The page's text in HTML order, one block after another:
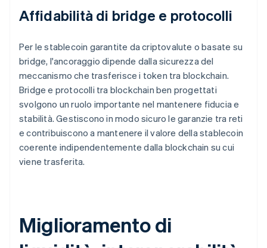
Affidabilità di bridge e protocolli
Per le stablecoin garantite da criptovalute o basate su
bridge, l'ancoraggio dipende dalla sicurezza del
meccanismo che trasferisce i token tra blockchain.
Bridge e protocolli tra blockchain ben progettati
svolgono un ruolo importante nel mantenere fiducia e
stabilità. Gestiscono in modo sicuro le garanzie tra reti
e contribuiscono a mantenere il valore della stablecoin
coerente indipendentemente dalla blockchain su cui
viene trasferita.
Miglioramento di